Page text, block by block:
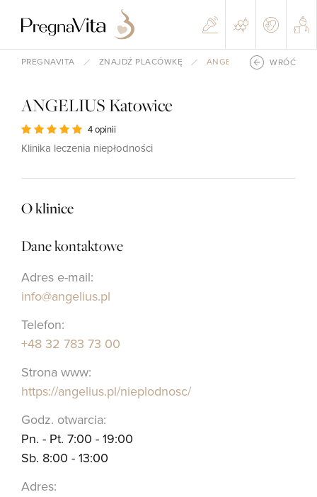
PREGNAVITA ZNAJDŹ PLACÓWKĘ ANGELIUS KATOWICE
WRÓĆ
ANGELIUS Katowice
Klinika leczenia niepłodności
4 opinii
O klinice
Dane kontaktowe
Adres e-mail:
info@angelius.pl
Telefon:
+48 32 783 73 00
Strona www:
https://angelius.pl/nieplodnosc/
Godz. otwarcia:
Pn. - Pt. 7:00 - 19:00
Sb. 8:00 - 13:00
Adres: